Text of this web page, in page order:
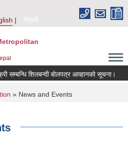
नेपाली
लिलाम बिक्री सम्बन्धि शिलबन्दी बोलपत्र आव्हानको सूचना।
» News and Events